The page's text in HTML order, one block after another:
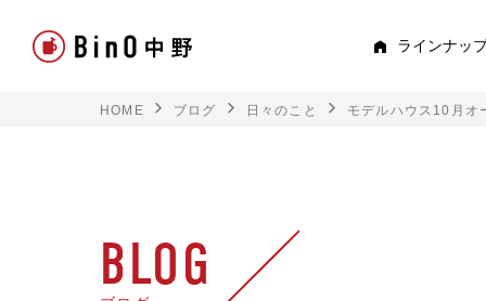
ラインナッ
平屋
HOME ブログ 日々のこと モデルハウス10月
BLOG